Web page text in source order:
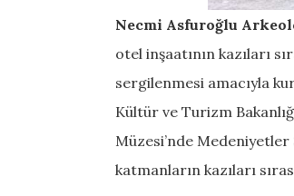
Necmi Asfuroğlu
otel inşaatının kazıları
sergilenmesi amacıyla
Kültür ve Turizm
Müzesi’nde Medeniyetler
katmanların kazıları